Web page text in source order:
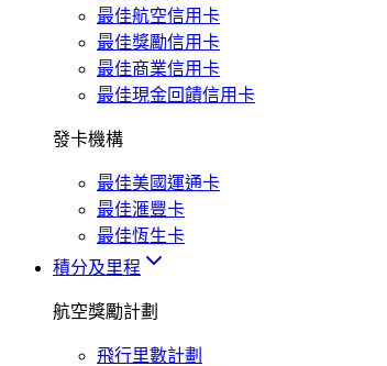
最佳航空信用卡
最佳獎勵信用卡
最佳商業信用卡
最佳現金回饋信用卡
發卡機構
最佳美國運通卡
最佳滙豐卡
最佳恆生卡
積分及里程
航空獎勵計劃
飛行里數計劃